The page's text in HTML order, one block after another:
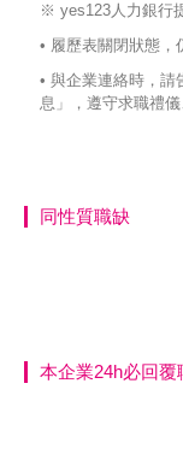
※ yes123人力銀行
• 履歷表關閉狀態，
• 與企業連絡時，
息」，遵守求職禮
同性質職缺
本企業24h必回覆